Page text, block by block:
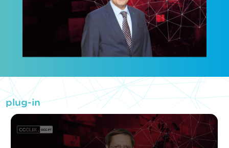
plug-in